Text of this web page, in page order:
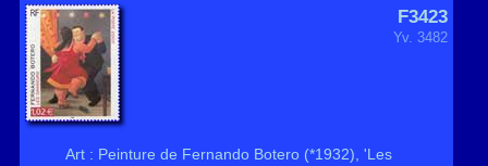
F3423
Yv. 3482
Art : Peinture de Fernando Botero (*1932), 'Les